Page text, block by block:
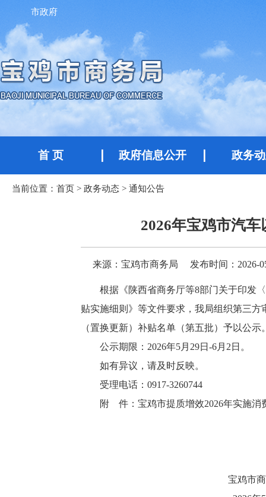
市政府
首 页 政府信息公开 政务
当前位置： 首页 > 政务动态 > 通知公告
2026年宝鸡市汽
来源：宝鸡市商务局 发布时间：2026-
根据《陕西省商务厅等8部门关于印发
贴实施细则》等文件要求，我局组织第三
（置换更新）补贴名单（第五批）予以公示
公示期限：2026年5月29日-6月2日。
如有异议，请及时反映。
受理电话：0917-3260744
附 件：宝鸡市提质增效2026年实施消
宝鸡市商务